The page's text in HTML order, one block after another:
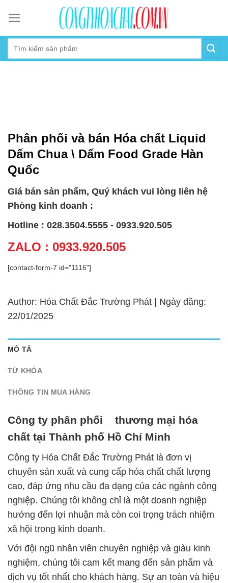
content
Phân phối và bán Hóa chất Liquid
Dấm Chua \ Dấm Food Grade Hàn
Quốc
Giá bán sản phẩm, Quý khách vui lòng liên hệ
Phòng kinh doanh :
Hotline : 028.3504.5555 - 0933.920.505
ZALO : 0933.920.505
[contact-form-7 id="1116"]
Author: Hóa Chất Đắc Trường Phát | Ngày đăng:
22/01/2025
MÔ TẢ
TỪ KHÓA
THÔNG TIN MUA HÀNG
Công ty phân phối _ thương mại hóa
chất tại Thành phố Hồ Chí Minh
Công ty Hóa Chất Đắc Trường Phát là đơn vị
chuyên sản xuất và cung cấp hóa chất chất lượng
cao, đáp ứng nhu cầu đa dạng của các ngành công
nghiệp. Chúng tôi không chỉ là một doanh nghiệp
hướng đến lợi nhuận mà còn coi trọng trách nhiệm
xã hội trong kinh doanh.
Với đội ngũ nhân viên chuyên nghiệp và giàu kinh
nghiệm, chúng tôi cam kết mang đến sản phẩm và
dịch vụ tốt nhất cho khách hàng. Sự an toàn và hiệu